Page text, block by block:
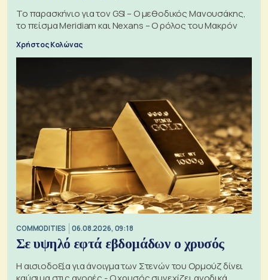
Το παρασκήνιο για τον GSI – Ο μεθοδικός Μανουσάκης,
το πείσμα Meridiam και Nexans – Ο ρόλος του Μακρόν
Χρήστος Κολώνας
COMMODITIES 06.08.2026, 09:18
Σε υψηλό εφτά εβδομάδων ο χρυσός
Η αισιοδοξία για άνοιγμα των Στενών του Ορμούζ δίνει